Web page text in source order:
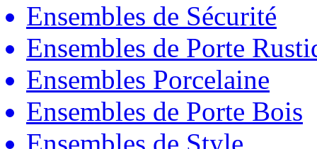
Ensembles de Sécurité
Ensembles de Porte
Ensembles Porcelaine
Ensembles de Porte Bois